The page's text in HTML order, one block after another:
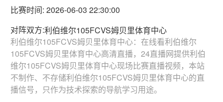
比赛时间: 2026-06-03 22:30:00
对阵双方:利伯维尔105FCVS姆贝里体育中心
利伯维尔105FCVS姆贝里体育中心：在线看利伯维尔
105FCVS姆贝里体育中心高清直播，24直播网提供利伯
维尔105FCVS姆贝里体育中心现场比赛直播视频，本站
不制作、不存储利伯维尔105FCVS姆贝里体育中心的直
播信号，只作为技术探索的导航学习用途。